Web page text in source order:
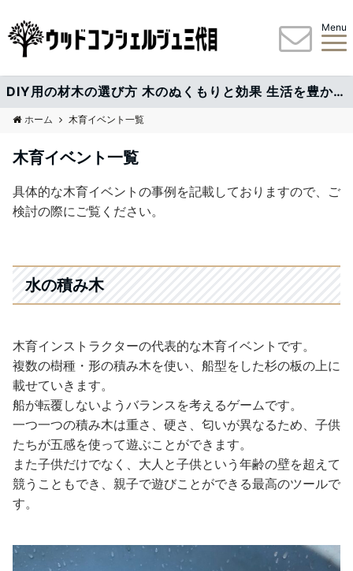
Menu
DIY用の材木の選び方 木のぬくもりと効果 生活を豊かにする情報配信中
ホーム 木育イベント一覧
木育イベント一覧
具体的な木育イベントの事例を記載しておりますので、ご
検討の際にご覧ください。
水の積み木
木育インストラクターの代表的な木育イベントです。
複数の樹種・形の積み木を使い、船型をした杉の板の上に
載せていきます。
船が転覆しないようバランスを考えるゲームです。
一つ一つの積み木は重さ、硬さ、匂いが異なるため、子供
たちが五感を使って遊ぶことができます。
また子供だけでなく、大人と子供という年齢の壁を超えて
競うこともでき、親子で遊びことができる最高のツールで
す。